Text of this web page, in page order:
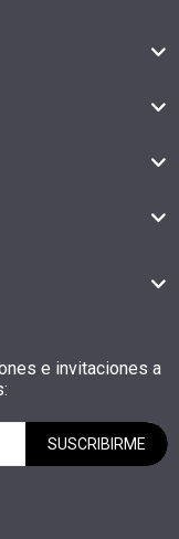
e invitaciones a
SUSCRIBIRME